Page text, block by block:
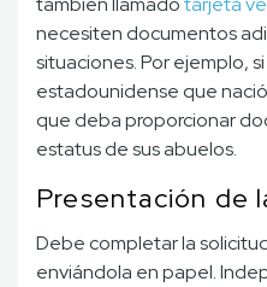
necesiten documentos
situaciones. Por ejemplo,
estadounidense que
que deba proporcionar
estatus de sus abuelos.
Presentación de
Debe completar la
enviándola en papel.